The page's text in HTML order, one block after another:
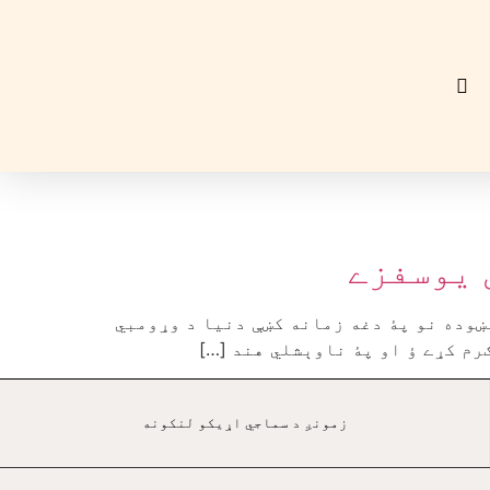
يوسفزے
نو پۀ دغه زمانه کښې دنيا د وړومبي
کړے ؤ او پۀ ناوېشلي هند […]
زمونږ د سماجي اړيکو لنکونه